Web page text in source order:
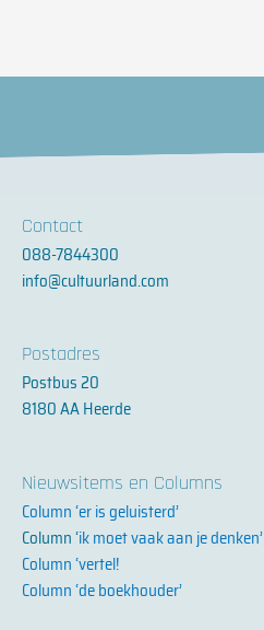
Contact
088-7844300
info@cultuurland.com
Postadres
Postbus 20
8180 AA Heerde
Nieuwsitems en Columns
Column ‘er is geluisterd’
Column ‘ik moet vaak aan je denken’
Column ‘vertel!
Column ‘de boekhouder’